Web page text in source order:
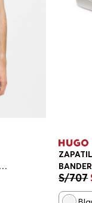
MUJER
S/707